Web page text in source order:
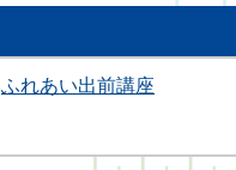
ふれあい出前講座